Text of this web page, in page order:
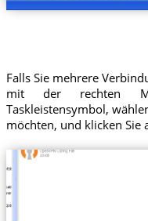
Falls Sie mehrere
mit der rechten
Taskleistensymbol,
möchten, und klicken Sie